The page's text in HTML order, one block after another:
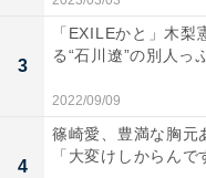
3
「EXILEかと」木
る“石川遼”の別人っ
2022/09/09
4
篠崎愛、豊満な胸元
「大変けしからん